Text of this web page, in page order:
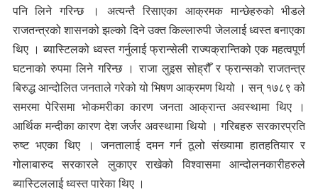
पनि लिने गरिन्छ । अत्यन्तै रिसाएका आक्रमक मान्छेहरुको भीडले
राजतन्त्रको शासनको झल्को दिने उक्त किल्लारुपी जेललाई ध्वस्त बनाएका
थिए । ब्यास्टिलको ध्वस्त गर्नुलाई फ्रान्सेली राज्यक्रान्तिको एक महत्वपूर्ण
घटनाको रुपमा लिने गरिन्छ । राजा लुइस सोह्रौँ र फ्रान्सको राजतन्त्र
बिरुद्ध आन्दोलित जनताले गरेको यो भिषण आक्रमण थियो । सन् १७८९ को
समरमा पेरिसमा भोकमरीका कारण जनता आक्रान्त अवस्थामा थिए ।
आर्थिक मन्दीका कारण देश जर्जर अवस्थामा थियो । गरिबहरु सरकारप्रति
रुष्ट भएका थिए । जनतालाई दमन गर्न ठूलो संख्यामा हातहतियार र
गोलाबारुद सरकारले लुकाएर राखेको विश्वासमा आन्दोलनकारीहरुले
ब्यास्टिललाई ध्वस्त पारेका थिए ।